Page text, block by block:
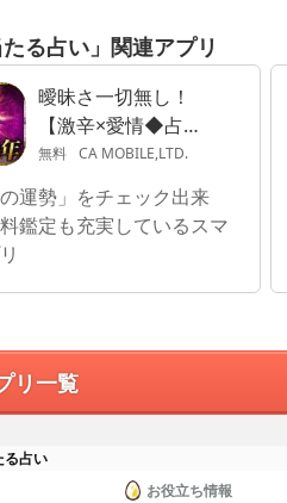
る占い」関連アプリ
曖昧さ一切無し！
【激辛×愛情◆占
い】東京都北区赤羽
の母
無料 CA MOBILE,LTD.
の運勢」をチェック出来
鑑定も充実しているスマ
リ一覧
占い
お役立ち情報